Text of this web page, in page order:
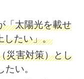
「太陽光を載せ
したい」。
災害対策）とし
い。